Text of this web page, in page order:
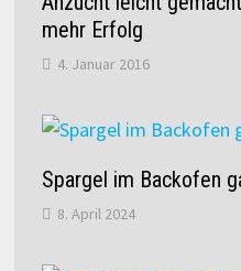
mehr Erfolg
4. Januar 2016
Spargel im Backofen
8. April 2024